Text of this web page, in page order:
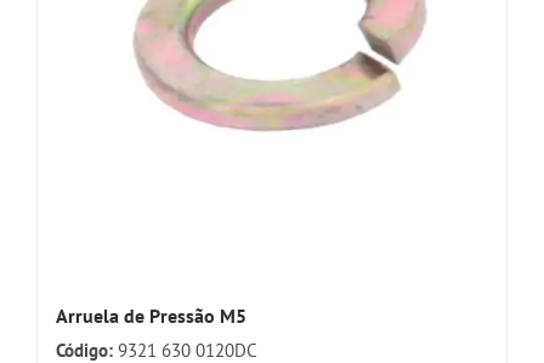
Arruela de Pressão M5
Código: 9321 630 0120DC